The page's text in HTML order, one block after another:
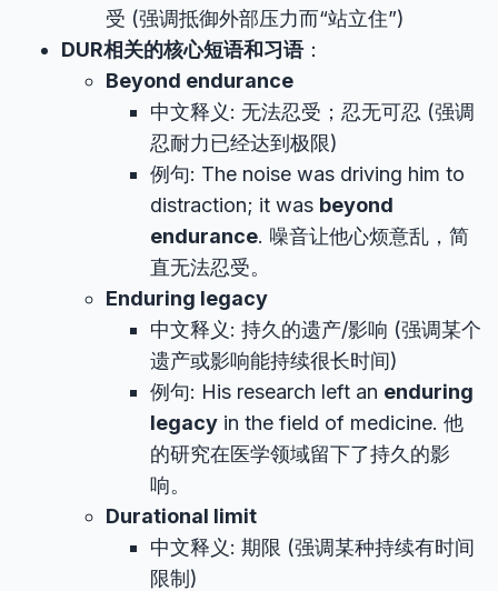
受 (强调抵御外部压力而“站立住”)
DUR相关的核心短语和习语：
Beyond endurance
中文释义: 无法忍受；忍无可忍 (强调
忍耐力已经达到极限)
例句: The noise was driving him to
distraction; it was beyond
endurance. 噪音让他心烦意乱，简
直无法忍受。
Enduring legacy
中文释义: 持久的遗产/影响 (强调某个
遗产或影响能持续很长时间)
例句: His research left an enduring
legacy in the field of medicine. 他
的研究在医学领域留下了持久的影
响。
Durational limit
中文释义: 期限 (强调某种持续有时间
限制)